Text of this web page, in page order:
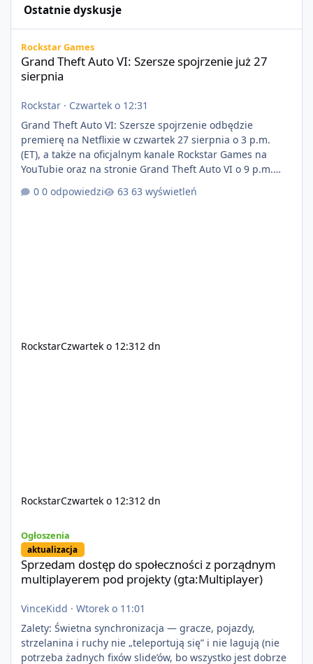
Ostatnie dyskusje
Rockstar Games
Grand Theft Auto VI: Szersze spojrzenie już 27
sierpnia
Rockstar · Czwartek o 12:31
Grand Theft Auto VI: Szersze spojrzenie odbędzie
premierę na Netflixie w czwartek 27 sierpnia o 3 p.m.
(ET), a także na oficjalnym kanale Rockstar Games na
YouTubie oraz na stronie Grand Theft Auto VI o 9 p.m.
(ET) 27 sierpnia. https://netflix.com/GTAVI Grand Theft
Auto VI będzie dostępne 19 listopada na PlayStation 5
0 odpowiedzi 63 wyświetleń
RockstarCzwartek o 12:31 2 dn
RockstarCzwartek o 12:31 2 dn
Ogłoszenia
aktualizacja
Sprzedam dostęp do społeczności z porządnym
multiplayerem pod projekty (gta:Multiplayer)
VinceKidd · Wtorek o 11:01
Zalety: Świetna synchronizacja — gracze, pojazdy,
strzelanina i ruchy nie „teleportują się” i nie lagują (nie
potrzeba żadnych fixów slide’ów, bo wszystko jest dobrze